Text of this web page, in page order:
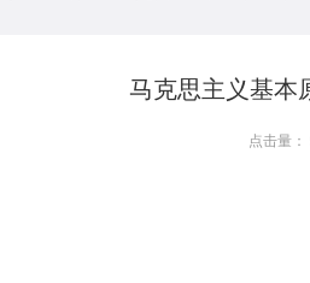
马克思主义基本
点击量：